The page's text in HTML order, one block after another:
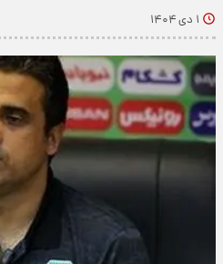
۱ دی ۱۴۰۴